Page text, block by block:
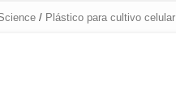
/ Plástico para cultivo celular